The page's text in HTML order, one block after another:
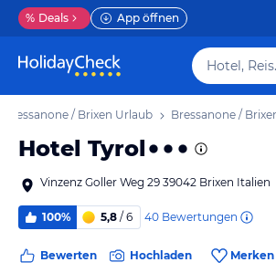
% Deals App öffnen
Bressanone / Brixen Urlaub Bressanone /
Hotel Tyrol
Vinzenz Goller Weg 29 39042 Brixen Italien
100% 5,8 / 6 40 Bewertungen
Bewerten Hochladen Merken